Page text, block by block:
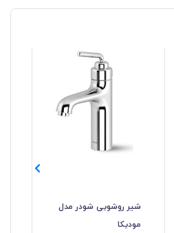
شیر روشویی شودر مدل
مودیکا